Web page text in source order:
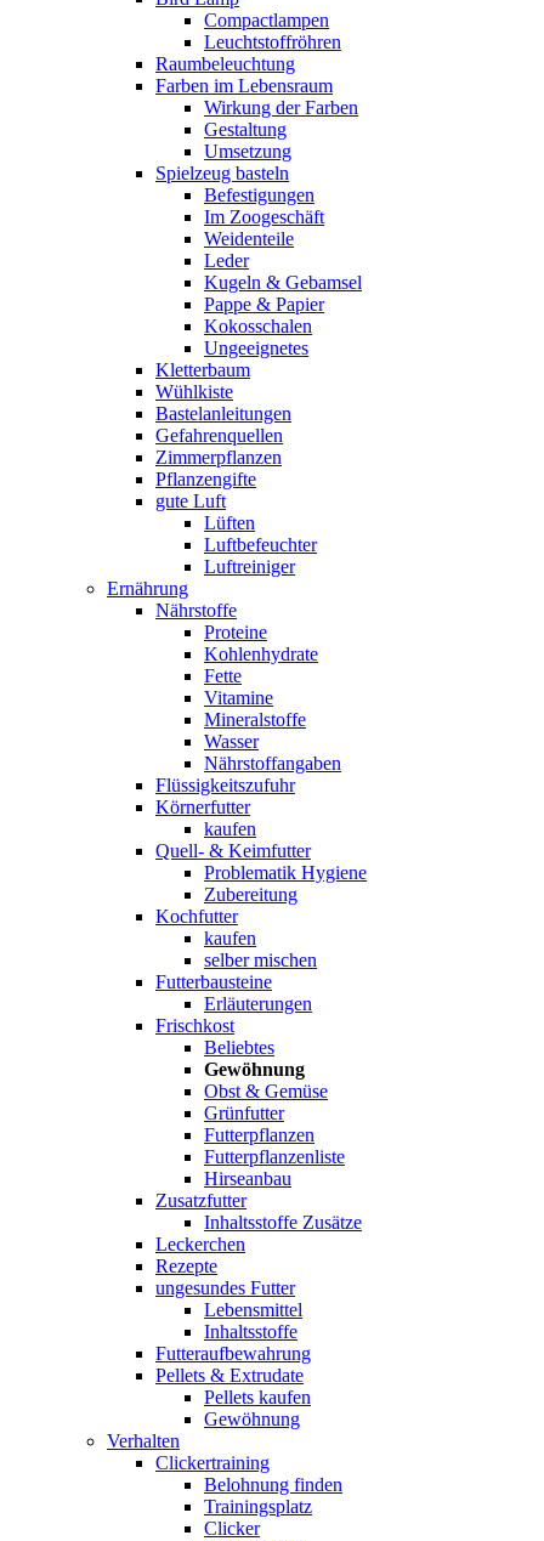
Compactlampen
Leuchtstoffröhren
Raumbeleuchtung
Farben im Lebensraum
Wirkung der Farben
Gestaltung
Umsetzung
Spielzeug basteln
Befestigungen
Im Zoogeschäft
Weidenteile
Leder
Kugeln & Gebamsel
Pappe & Papier
Kokosschalen
Ungeeignetes
Kletterbaum
Wühlkiste
Bastelanleitungen
Gefahrenquellen
Zimmerpflanzen
Pflanzengifte
gute Luft
Lüften
Luftbefeuchter
Luftreiniger
Ernährung
Nährstoffe
Proteine
Kohlenhydrate
Fette
Vitamine
Mineralstoffe
Wasser
Nährstoffangaben
Flüssigkeitszufuhr
Körnerfutter
kaufen
Quell- & Keimfutter
Problematik Hygiene
Zubereitung
Kochfutter
kaufen
selber mischen
Futterbausteine
Erläuterungen
Frischkost
Beliebtes
Gewöhnung
Obst & Gemüse
Grünfutter
Futterpflanzen
Futterpflanzenliste
Hirseanbau
Zusatzfutter
Inhaltsstoffe Zusätze
Leckerchen
Rezepte
ungesundes Futter
Lebensmittel
Inhaltsstoffe
Futteraufbewahrung
Pellets & Extrudate
Pellets kaufen
Gewöhnung
Verhalten
Clickertraining
Belohnung finden
Trainingsplatz
Clicker